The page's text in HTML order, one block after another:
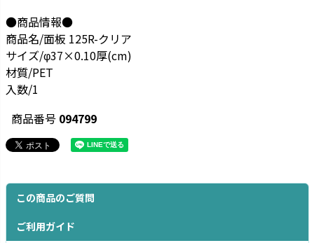
●商品情報●
商品名/面板 125R-クリア
サイズ/φ37×0.10厚(cm)
材質/PET
入数/1
商品番号 094799
この商品のご質問
ご利用ガイド